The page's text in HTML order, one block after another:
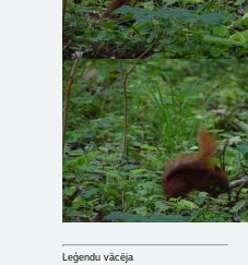
Leģendu vācēja